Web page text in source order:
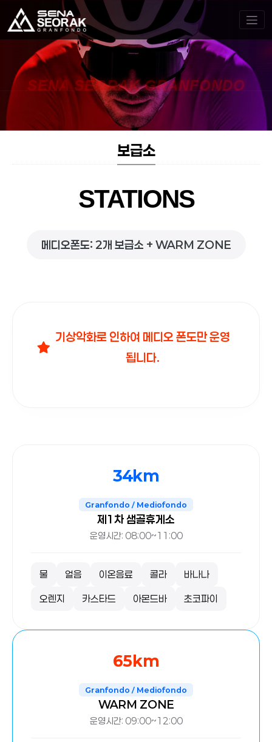
SENA SEORAK GRANFONDO
보급소
STATIONS
메디오폰도: 2개 보급소 + WARM ZONE
기상악화로 인하여 메디오 폰도만 운영
됩니다.
34km
Granfondo / Mediofondo
제1차 샘골휴게소
운영시간: 08:00~11:00
물 얼음 이온음료 콜라 바나나
오렌지 카스타드 아몬드바 초코파이
65km
Granfondo / Mediofondo
WARM ZONE
운영시간: 09:00~12:00